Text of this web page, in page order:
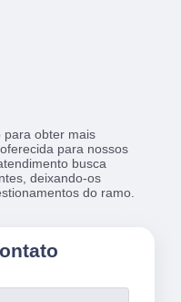
para obter mais
para nossos
busca
deixando-os
do ramo.